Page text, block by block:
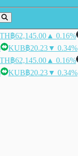
฿62,145.00 ▲ 0.16%
KUB฿20.23▼ 0.34%
฿62,145.00 ▲ 0.16%
KUB฿20.23▼ 0.34%